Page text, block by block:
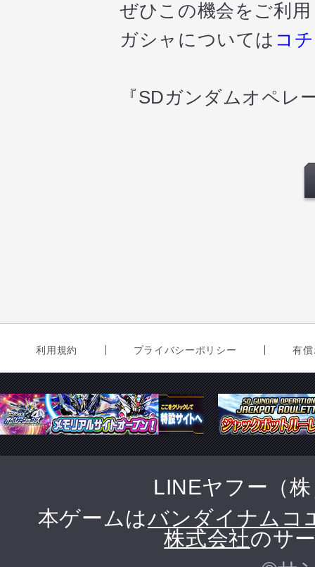
ぜひこの機会をご利
ガシャについては コ
『SDガンダムオペレ
利用規約 プライバシーポリシー 有
LINEヤフー（
本ゲームはバンダイナムコ
株式会社のサ